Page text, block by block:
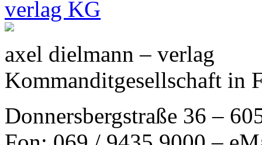
axel dielmann – verlag
Kommanditgesellschaft in
Donnersbergstraße 36 –